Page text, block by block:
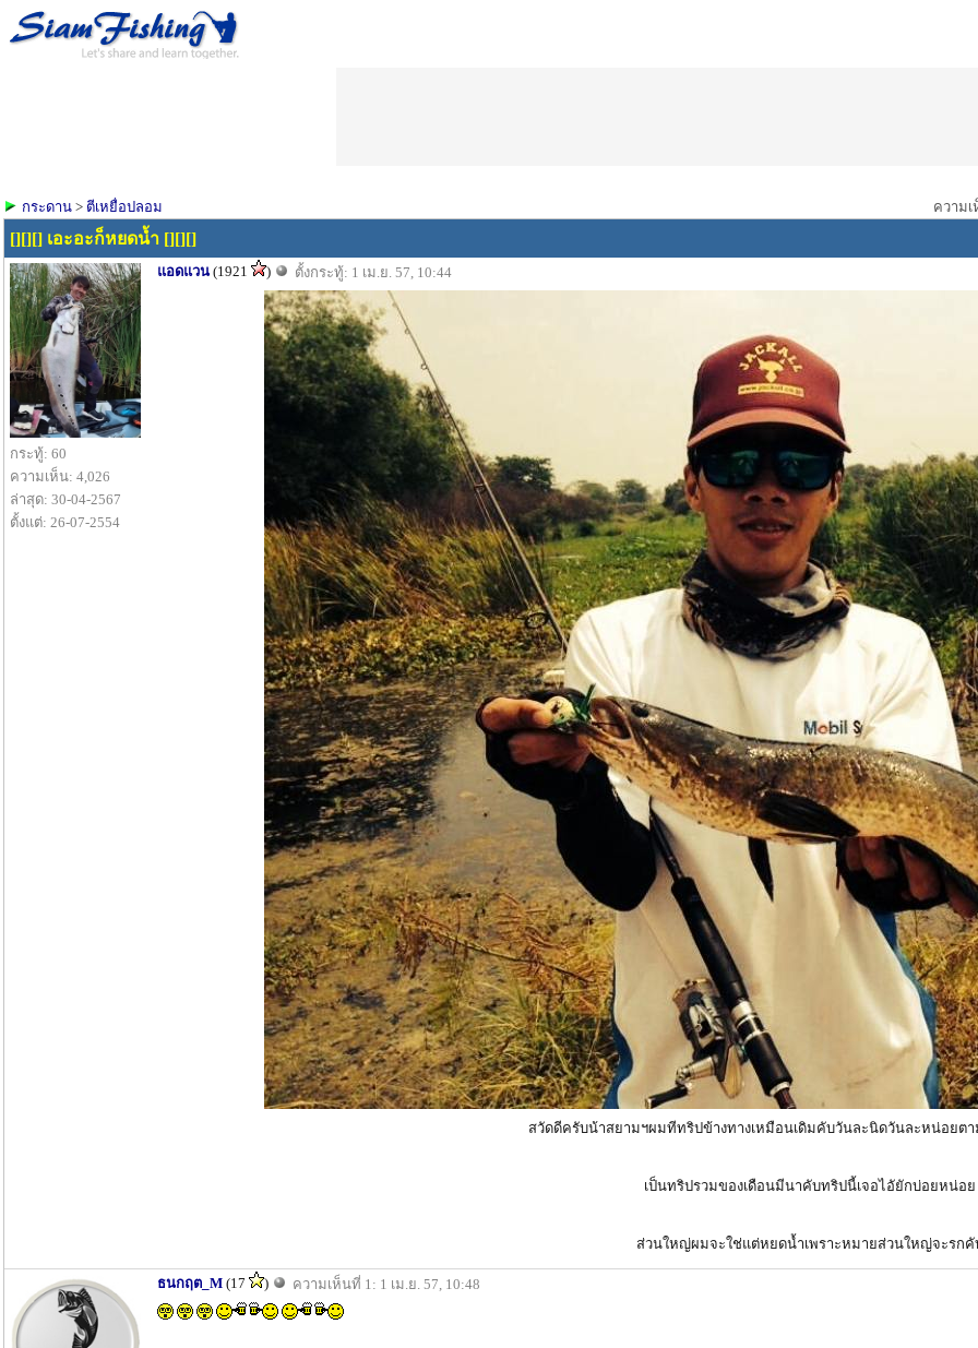
กระดาน > ตีเหยื่อปลอม ความเ
[][][] เอะอะก็หยดน้ำ [][][]
กระทู้: 60
ความเห็น: 4,026
ล่าสุด: 30-04-2567
ตั้งแต่: 26-07-2554
แอดแวน (1921 ) ตั้งกระทู้: 1 เม.ย. 57, 10:44
สวัดดีครับน้าสยามฯผมทีทริปข้างทางเหมือนเดิมคับวันละนิดวันละหน่อยตา
เป็นทริปรวมของเดือนมีนาคับทริปนี้เจอไอัยักบ่อยหน่อย
ส่วนใหญ่ผมจะใช่แต่หยดน้ำเพราะหมายส่วนใหญ่จะรกคั
ธนกฤต_M (17 ) ความเห็นที่ 1: 1 เม.ย. 57, 10:48